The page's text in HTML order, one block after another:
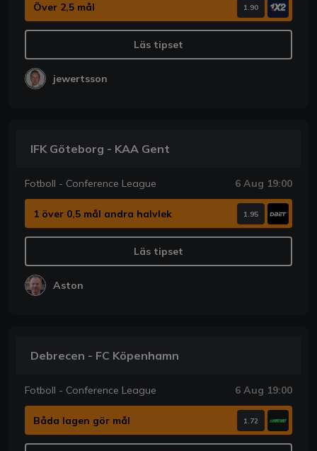
Över 2,5 mål 1.90
Läs tipset
jewertsson
IFK Göteborg - KAA Gent
Fotboll - Conference League 6 Aug 19:00
1 över 0,5 mål andra halvlek 1.95
Läs tipset
Aston
Debrecen - FC Köpenhamn
Fotboll - Conference League 6 Aug 19:00
Båda lagen gör mål 1.72